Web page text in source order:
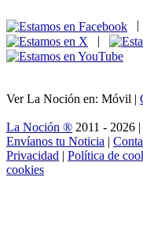
|
Ver La Noción en: Móvil |
La Noción ® 2011 - 2026 |
Envíanos tu Noticia |
Privacidad | Política de
cookies